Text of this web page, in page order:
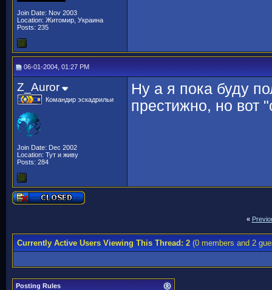
Join Date: Nov 2003
Location: Житомир, Украина
Posts: 235
06-01-2004, 01:27 PM
Z_Auror
Командир эскадрильи
Join Date: Dec 2002
Location: Тут и живу
Posts: 284
Ну а я пока буду
престижно, но вот
«
Currently Active Users Viewing This Thread: 2(0 members and 2
Posting Rules